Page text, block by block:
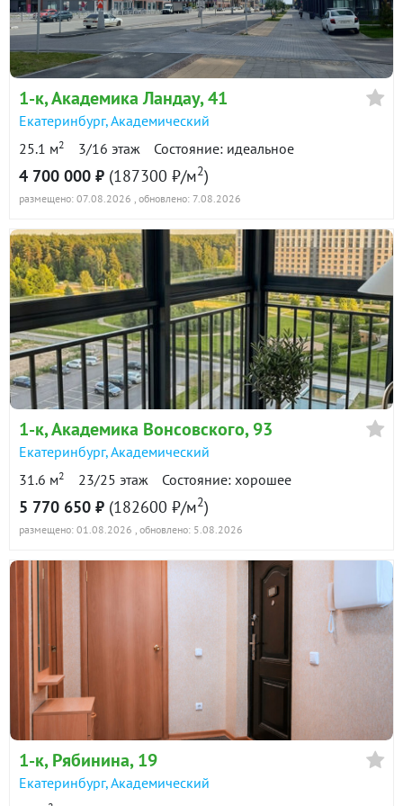
90 дн.
в продаже
5 150 000
135300 ₽/м²
Показать всю историю: 25 предложений →
1-к, Академика Ландау, 41
Екатеринбург,Академический
25.1 м2 3/16 этаж Состояние: идеальное
4 700 000 ₽ (187300 ₽/м2)
размещено: 07.08.2026 , обновлено: 7.08.2026
1-к, Академика Вонсовского, 93
Екатеринбург,Академический
31.6 м2 23/25 этаж Состояние: хорошее
5 770 650 ₽ (182600 ₽/м2)
размещено: 01.08.2026 , обновлено: 5.08.2026
1-к, Рябинина, 19
Екатеринбург,Академический